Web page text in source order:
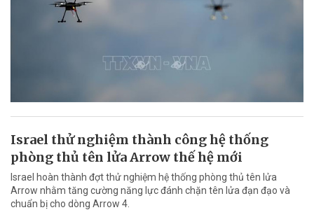
Israel thử nghiệm thành công hệ thống
phòng thủ tên lửa Arrow thế hệ mới
Israel hoàn thành đợt thử nghiệm hệ thống phòng thủ tên lửa
Arrow nhằm tăng cường năng lực đánh chặn tên lửa đạn đạo và
chuẩn bị cho dòng Arrow 4.